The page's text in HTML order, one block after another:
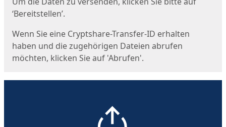
‘Bereitstellen’.
Wenn Sie eine Cryptshare-Transfer-ID erhalten
haben und die zugehörigen Dateien abrufen
möchten, klicken Sie auf 'Abrufen'.